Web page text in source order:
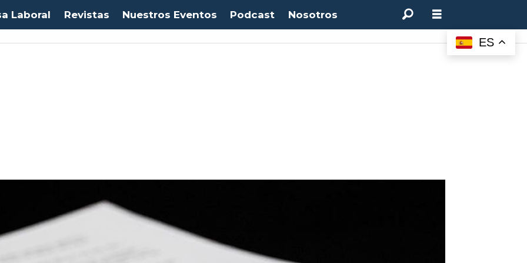
Laboral Revistas Nuestros Eventos Podcast Nosotros
ES
Bitcoin: $64.600,08